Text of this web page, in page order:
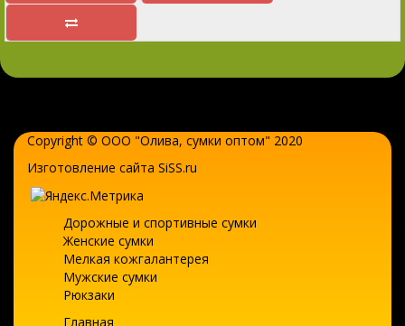
Copyright © ООО "Олива, сумки оптом" 2020
Изготовление сайта SiSS.ru
Дорожные и спортивные сумки
Женские сумки
Мелкая кожгалантерея
Мужские сумки
Рюкзаки
Главная